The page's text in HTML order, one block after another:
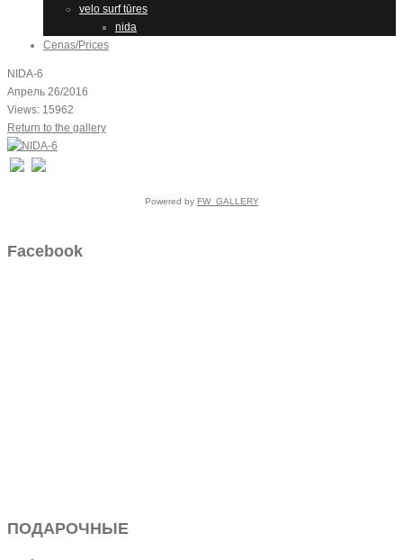
velo surf tūres
nida
Cenas/Prices
NIDA-6
Апрель 26/2016
Views: 15962
Return to the gallery
Powered by FW_GALLERY
Facebook
ПОДАРОЧНЫЕ